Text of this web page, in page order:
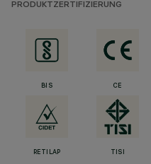
PRODUKTZERTIFIZIERUNG
BIS CE
RETILAP TISI